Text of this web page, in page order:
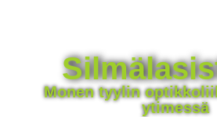
Monen tyylin
ytimessä